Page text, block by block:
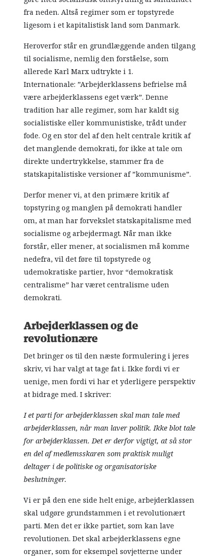
fra neden. Altså regimer som er topstyrede
ligesom i et kapitalistisk land som Danmark.
Heroverfor står en grundlæggende anden tilgang
til socialisme, nemlig den forståelse, som
allerede Karl Marx udtrykte i 1.
Internationale: ”Arbejderklassens befrielse må
være arbejderklassens eget værk”. Denne
tradition har alle regimer, som har kaldt sig
socialistiske eller kommunistiske, trådt under
fode. Og en stor del af den helt centrale kritik af
det manglende demokrati, for ikke at tale om
direkte undertrykkelse, stammer fra de
statskapitalistiske versioner af ”kommunisme”.
Derfor mener vi, at den primære kritik af
topstyring og manglen på demokrati handler
om, at man har forvekslet statskapitalisme med
socialisme og arbejdermagt. Når man ikke
forstår, eller mener, at socialismen må komme
nedefra, vil det føre til topstyrede og
udemokratiske partier, hvor “demokratisk
centralisme” har været centralisme uden
demokrati.
Arbejderklassen og de
revolutionære
Det bringer os til den næste formulering i jeres
skriv, vi har valgt at tage fat i. Ikke fordi vi er
uenige, men fordi vi har et yderligere perspektiv
at bidrage med. I skriver:
I et parti for arbejderklassen skal man tale med
arbejderklassen, når man laver politik. Ikke blot tale
for arbejderklassen. Det er derfor vigtigt, at så stor
en del af medlemsskaren som praktisk muligt
deltager i de politiske og organisatoriske
beslutninger.
Vi er på den ene side helt enige, arbejderklassen
skal udgøre grundstammen i et revolutionært
parti. Men det er ikke partiet, som kan lave
revolutionen. Det skal arbejderklassens egne
organer, som for eksempel sovjetterne under